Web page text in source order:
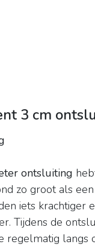
3 cm
ontsluiting
zo groot als
iets krachtiger
Tijdens de
regelmatig langs